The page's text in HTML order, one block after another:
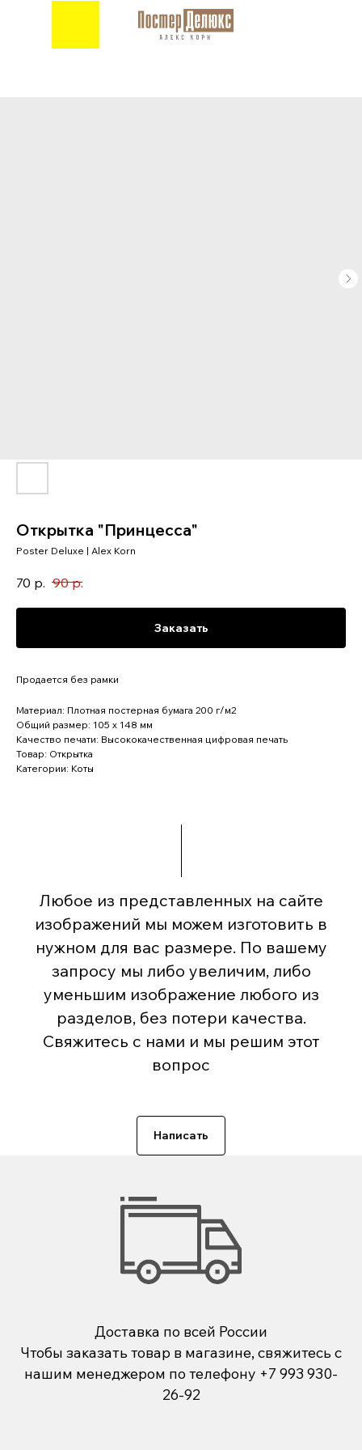
Открытка "Принцесса"
Poster Deluxe | Alex Korn
70 р. 90 р.
Заказать
Продается без рамки
Материал: Плотная постерная бумага 200 г/м2
Общий размер: 105 x 148 мм
Качество печати: Высококачественная цифровая печать
Товар: Открытка
Категории: Коты
Любое из представленных на сайте
изображений мы можем изготовить в
нужном для вас размере. По вашему
запросу мы либо увеличим, либо
уменьшим изображение любого из
разделов, без потери качества.
Свяжитесь с нами и мы решим этот
вопрос
Написать
Доставка по всей России
Чтобы заказать товар в магазине, свяжитесь с
нашим менеджером по телефону +7 993 930-
26-92